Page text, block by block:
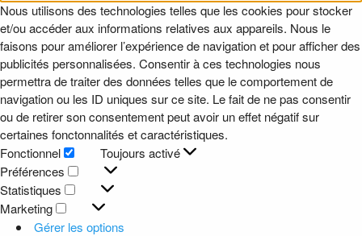
Nous utilisons des technologies telles que les cookies pour stocker
et/ou accéder aux informations relatives aux appareils. Nous le
faisons pour améliorer l’expérience de navigation et pour afficher des
publicités personnalisées. Consentir à ces technologies nous
permettra de traiter des données telles que le comportement de
navigation ou les ID uniques sur ce site. Le fait de ne pas consentir
ou de retirer son consentement peut avoir un effet négatif sur
certaines fonctonnalités et caractéristiques.
Fonctionnel
Fonctionnel
Toujours activé
Préférences
Préférences
Statistiques
Statistiques
Marketing
Marketing
Gérer les options